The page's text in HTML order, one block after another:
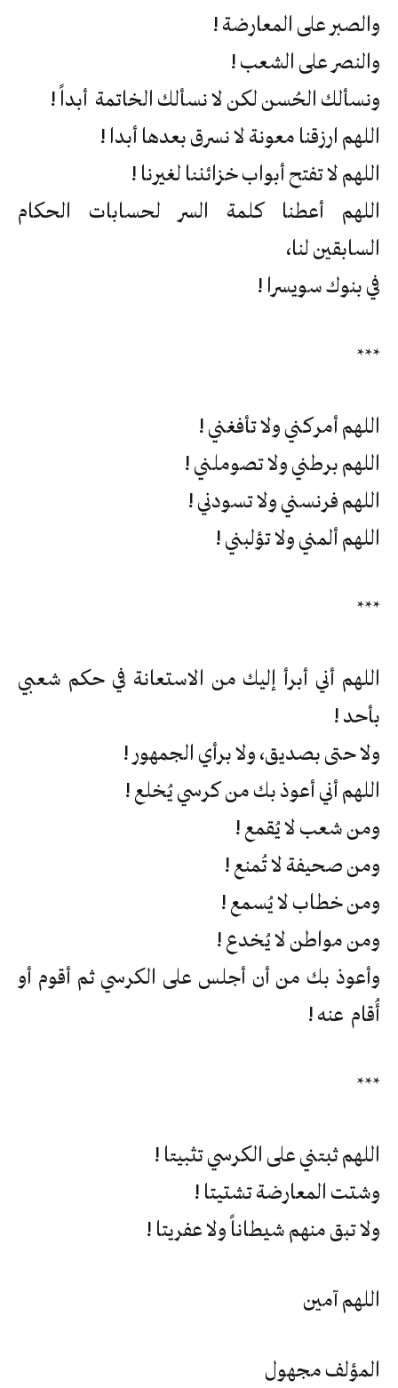
والصبر على المعارضة !
والنصر على الشعب !
ونسألك الحُسن لكن لا نسألك الخاتمة أبداً !
اللهم ارزقنا معونة لا نسرق بعدها أبدا !
اللهم لا تفتح أبواب خزائننا لغيرنا !
اللهم أعطنا كلمة السر لحسابات الحكام
السابقين لنا،
في بنوك سويسرا !
***
اللهم أمركني ولا تأفغني !
اللهم برطني ولا تصوملني !
اللهم فرنسني ولا تسودني !
اللهم ألمني ولا تؤلبني !
***
اللهم أني أبرأ إليك من الاستعانة في حكم شعبي
بأحد !
ولا حتى بصديق، ولا برأي الجمهور !
اللهم أني أعوذ بك من كرسي يُخلع !
ومن شعب لا يُقمع !
ومن صحيفة لا تُمنع !
ومن خطاب لا يُسمع !
ومن مواطن لا يُخدع !
وأعوذ بك من أن أجلس على الكرسي ثم أقوم أو
أُقام عنه !
***
اللهم ثبتني على الكرسي تثبيتا !
وشتت المعارضة تشتيتا !
ولا تبق منهم شيطاناً ولا عفريتا !
اللهم آمين
المؤلف مجهول